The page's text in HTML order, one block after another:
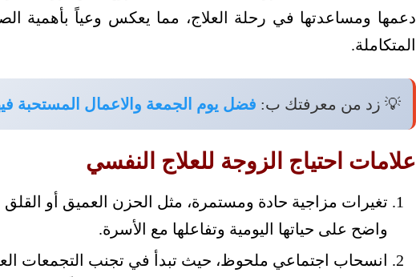
دعمها ومساعدتها في رحلة العلاج، مما يعكس وعياً بأهمية
المتكاملة.
💡 زد من معرفتك ب: فضل يوم الجمعة والاعمال المستحبة
علامات احتياج الزوجة للعلاج النفسي
تغيرات مزاجية حادة ومستمرة، مثل الحزن العميق أو
واضح على حياتها اليومية وتفاعلها مع الأسرة.
انسحاب اجتماعي ملحوظ، حيث تبدأ في تجنب التجمعات